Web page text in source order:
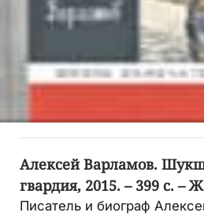
Алексей Варламов.
гвардия, 2015. – 399 с. –
Писатель и биограф